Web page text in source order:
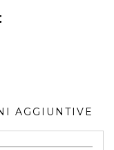
AGGIUNTIVE